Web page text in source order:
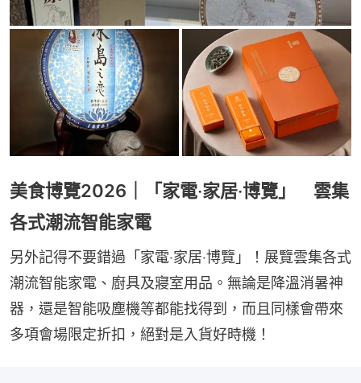
美食博覽2026｜「家電‧家居‧博覽」 雲集
各式潮流智能家電
另外記得不要錯過「家電‧家居‧博覽」！展覽雲集各式
潮流智能家電、廚具及寢室用品。無論是降溫消暑神
器，還是智能吸塵機等都能找得到，而且同樣會帶來
多項會場限定折扣，絕對是入貨好時機！